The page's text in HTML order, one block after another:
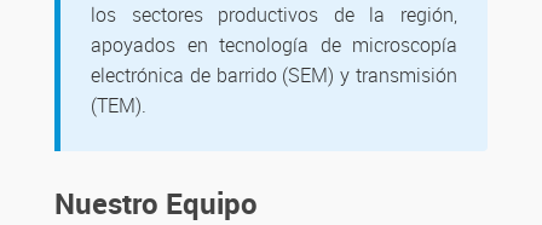
los sectores productivos de la región,
apoyados en tecnología de microscopía
electrónica de barrido (SEM) y transmisión
(TEM).
Nuestro Equipo